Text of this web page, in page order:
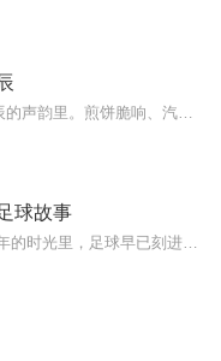
球故事